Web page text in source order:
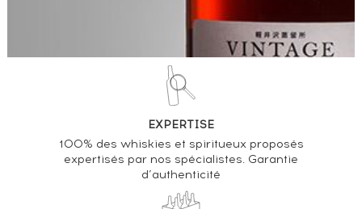
EXPERTISE
100% des whiskies et spiritueux proposés
expertisés par nos spécialistes. Garantie
d’authenticité